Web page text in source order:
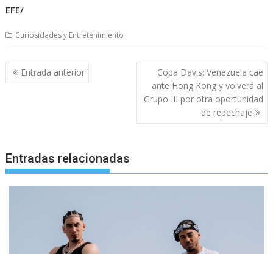
EFE/
Curiosidades y Entretenimiento
Navegación
de
Entrada anterior
Copa Davis: Venezuela cae
ante Hong Kong y volverá al
Grupo III por otra oportunidad
de repechaje
Entradas relacionadas